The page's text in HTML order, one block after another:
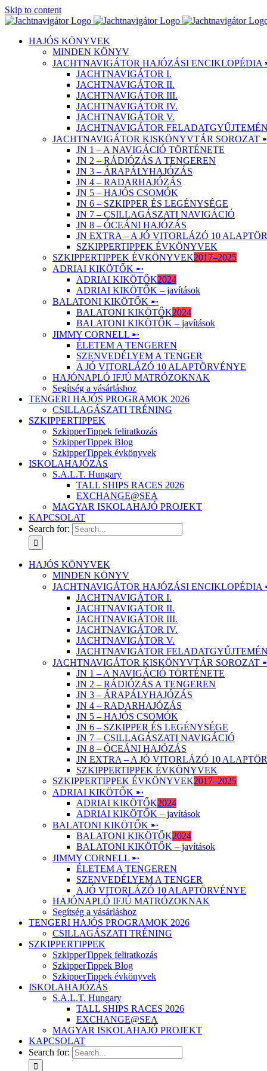
Skip to content
HAJÓS KÖNYVEK
MINDEN KÖNYV
JACHTNAVIGÁTOR HAJÓZÁSI ENCIKLOPÉDIA
JACHTNAVIGÁTOR I.
JACHTNAVIGÁTOR II.
JACHTNAVIGÁTOR III.
JACHTNAVIGÁTOR IV.
JACHTNAVIGÁTOR V.
JACHTNAVIGÁTOR
JACHTNAVIGÁTOR KISKÖNYVTÁR SOROZAT
JN 1 – A NAVIGÁCIÓ TÖRTÉNETE
JN 2 – RÁDIÓZÁS A TENGEREN
JN 3 – ÁRAPÁLYHAJÓZÁS
JN 4 – RADARHAJÓZÁS
JN 5 – HAJÓS CSOMÓK
JN 6 – SZKIPPER ÉS LEGÉNYSÉGE
JN 7 – CSILLAGÁSZATI NAVIGÁCIÓ
JN 8 – ÓCEÁNI HAJÓZÁS
JN EXTRA – A JÓ VITORLÁZÓ 10
SZKIPPERTIPPEK ÉVKÖNYVEK
SZKIPPERTIPPEK ÉVKÖNYVEK2017–2025
ADRIAI KIKÖTŐK ➸
ADRIAI KIKÖTŐK2024
ADRIAI KIKÖTŐK – javítások
BALATONI KIKÖTŐK ➸
BALATONI KIKÖTŐK2024
BALATONI KIKÖTŐK – javítások
JIMMY CORNELL ➸
ÉLETEM A TENGEREN
SZENVEDÉLYEM A TENGER
A JÓ VITORLÁZÓ 10 ALAPTÖRVÉNYE
HAJÓNAPLÓ IFJÚ MATRÓZOKNAK
Segítség a vásárláshoz
TENGERI HAJÓS PROGRAMOK 2026
CSILLAGÁSZATI TRÉNING
SZKIPPERTIPPEK
SzkipperTippek feliratkozás
SzkipperTippek Blog
SzkipperTippek évkönyvek
ISKOLAHAJÓZÁS
S.A.L.T. Hungary
TALL SHIPS RACES 2026
EXCHANGE@SEA
MAGYAR ISKOLAHAJÓ PROJEKT
KAPCSOLAT
Search for:
HAJÓS KÖNYVEK
MINDEN KÖNYV
JACHTNAVIGÁTOR HAJÓZÁSI ENCIKLOPÉDIA
JACHTNAVIGÁTOR I.
JACHTNAVIGÁTOR II.
JACHTNAVIGÁTOR III.
JACHTNAVIGÁTOR IV.
JACHTNAVIGÁTOR V.
JACHTNAVIGÁTOR
JACHTNAVIGÁTOR KISKÖNYVTÁR SOROZAT
JN 1 – A NAVIGÁCIÓ TÖRTÉNETE
JN 2 – RÁDIÓZÁS A TENGEREN
JN 3 – ÁRAPÁLYHAJÓZÁS
JN 4 – RADARHAJÓZÁS
JN 5 – HAJÓS CSOMÓK
JN 6 – SZKIPPER ÉS LEGÉNYSÉGE
JN 7 – CSILLAGÁSZATI NAVIGÁCIÓ
JN 8 – ÓCEÁNI HAJÓZÁS
JN EXTRA – A JÓ VITORLÁZÓ 10
SZKIPPERTIPPEK ÉVKÖNYVEK
SZKIPPERTIPPEK ÉVKÖNYVEK2017–2025
ADRIAI KIKÖTŐK ➸
ADRIAI KIKÖTŐK2024
ADRIAI KIKÖTŐK – javítások
BALATONI KIKÖTŐK ➸
BALATONI KIKÖTŐK2024
BALATONI KIKÖTŐK – javítások
JIMMY CORNELL ➸
ÉLETEM A TENGEREN
SZENVEDÉLYEM A TENGER
A JÓ VITORLÁZÓ 10 ALAPTÖRVÉNYE
HAJÓNAPLÓ IFJÚ MATRÓZOKNAK
Segítség a vásárláshoz
TENGERI HAJÓS PROGRAMOK 2026
CSILLAGÁSZATI TRÉNING
SZKIPPERTIPPEK
SzkipperTippek feliratkozás
SzkipperTippek Blog
SzkipperTippek évkönyvek
ISKOLAHAJÓZÁS
S.A.L.T. Hungary
TALL SHIPS RACES 2026
EXCHANGE@SEA
MAGYAR ISKOLAHAJÓ PROJEKT
KAPCSOLAT
Search for: